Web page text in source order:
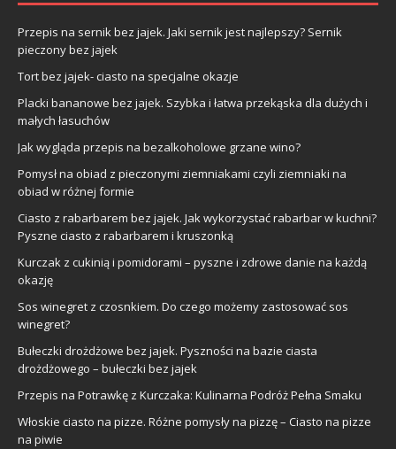
Przepis na sernik bez jajek. Jaki sernik jest najlepszy? Sernik
pieczony bez jajek
Tort bez jajek- ciasto na specjalne okazje
Placki bananowe bez jajek. Szybka i łatwa przekąska dla dużych i
małych łasuchów
Jak wygląda przepis na bezalkoholowe grzane wino?
Pomysł na obiad z pieczonymi ziemniakami czyli ziemniaki na
obiad w różnej formie
Ciasto z rabarbarem bez jajek. Jak wykorzystać rabarbar w kuchni?
Pyszne ciasto z rabarbarem i kruszonką
Kurczak z cukinią i pomidorami – pyszne i zdrowe danie na każdą
okazję
Sos winegret z czosnkiem. Do czego możemy zastosować sos
winegret?
Bułeczki drożdżowe bez jajek. Pyszności na bazie ciasta
drożdżowego – bułeczki bez jajek
Przepis na Potrawkę z Kurczaka: Kulinarna Podróż Pełna Smaku
Włoskie ciasto na pizze. Różne pomysły na pizzę – Ciasto na pizze
na piwie